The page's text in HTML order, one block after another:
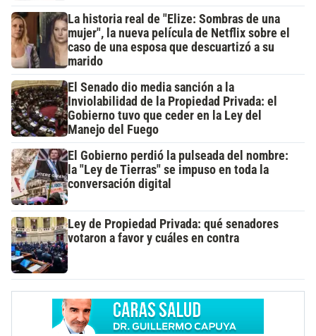
La historia real de "Elize: Sombras de una
mujer", la nueva película de Netflix sobre el
caso de una esposa que descuartizó a su
marido
El Senado dio media sanción a la
Inviolabilidad de la Propiedad Privada: el
Gobierno tuvo que ceder en la Ley del
Manejo del Fuego
El Gobierno perdió la pulseada del nombre:
la "Ley de Tierras" se impuso en toda la
conversación digital
Ley de Propiedad Privada: qué senadores
votaron a favor y cuáles en contra